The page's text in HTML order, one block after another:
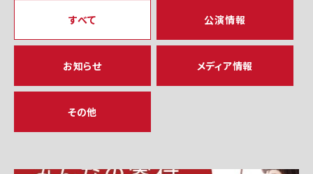
すべて 公演情報
お知らせ メディア情報
その他